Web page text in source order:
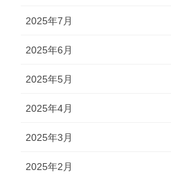
2025年7月
2025年6月
2025年5月
2025年4月
2025年3月
2025年2月